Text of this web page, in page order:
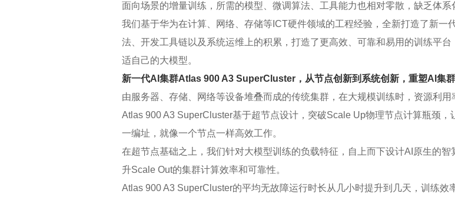
面向场景的增量训练，所需的模型、微调算法、工具能力也相对零散，缺乏体系
我们基于华为在计算、网络、存储等ICT硬件领域的工程经验，全新打造了新一
法、开发工具链以及系统运维上的积累，打造了更高效、可靠和易用的训练平
适自己的大模型。
新一代AI集群Atlas 900 A3 SuperCluster，从节点创新到系统创新，重塑AI集
由服务器、存储、网络等设备堆叠而成的传统集群，在大规模训练时，资源利用
Atlas 900 A3 SuperCluster基于超节点设计，突破Scale Up物理节点计算瓶颈
一编址，就像一个节点一样高效工作。
在超节点基础之上，我们针对大模型训练的负载特征，自上而下设计AI原生的
升Scale Out的集群计算效率和可靠性。
Atlas 900 A3 SuperCluster的平均无故障运行时长从几小时提升到几天，训练